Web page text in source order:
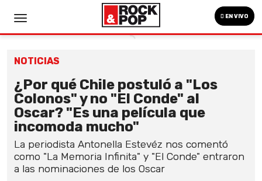
EN VIVO
NOTICIAS
¿Por qué Chile postuló a "Los
Colonos" y no "El Conde" al
Oscar? "Es una película que
incomoda mucho"
La periodista Antonella Estevéz nos comentó
como "La Memoria Infinita" y "El Conde" entraron
a las nominaciones de los Oscar